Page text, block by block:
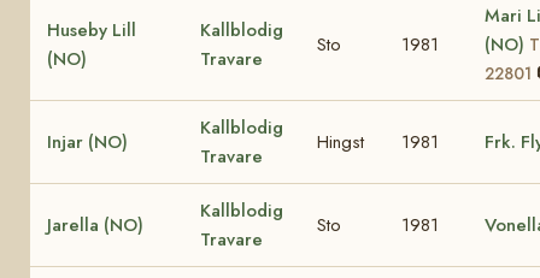
Huseby Lill
(NO)
Kallblodig
Travare
Sto 1981
Mari
(NO)
22801
Injar (NO)
Kallblodig
Travare
Hingst 1981 Frk.
Jarella (NO)
Kallblodig
Travare
Sto 1981